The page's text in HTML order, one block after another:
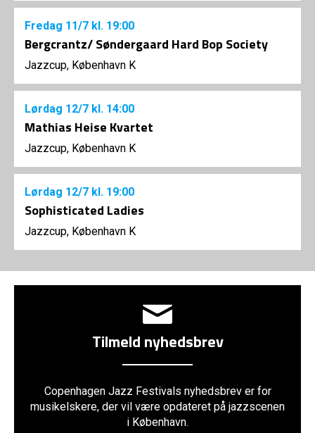
Fredag 11/7 kl. 19:00
Bergcrantz/ Søndergaard Hard Bop Society
Jazzcup, København K
Lørdag 12/7 kl. 14:00
Mathias Heise Kvartet
Jazzcup, København K
Lørdag 12/7 kl. 19:00
Sophisticated Ladies
Jazzcup, København K
Tilmeld nyhedsbrev
Copenhagen Jazz Festivals nyhedsbrev er for
musikelskere, der vil være opdateret på jazzscenen
i København.